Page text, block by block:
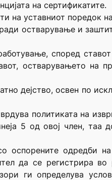
на сертификатите.
на уставниот поредок
остварување и
според
остварувањето на
дејство, освен по
политиката на
5 од овој член, таа
оспорените одредби
да се регистрира во
ги определува